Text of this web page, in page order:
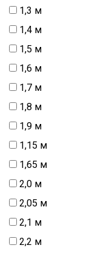
1,3 м
1,4 м
1,5 м
1,6 м
1,7 м
1,8 м
1,9 м
1,15 м
1,65 м
2,0 м
2,05 м
2,1 м
2,2 м